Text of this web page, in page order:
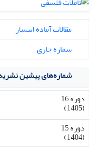
مقالات آماده انتشار
شماره جاری
شماره‌های پیشین
دوره 16
(1405)
دوره 15
(1404)